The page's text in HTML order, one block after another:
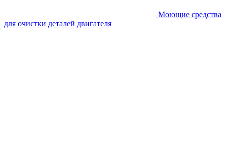
Моющие средства
для очистки деталей двигателя